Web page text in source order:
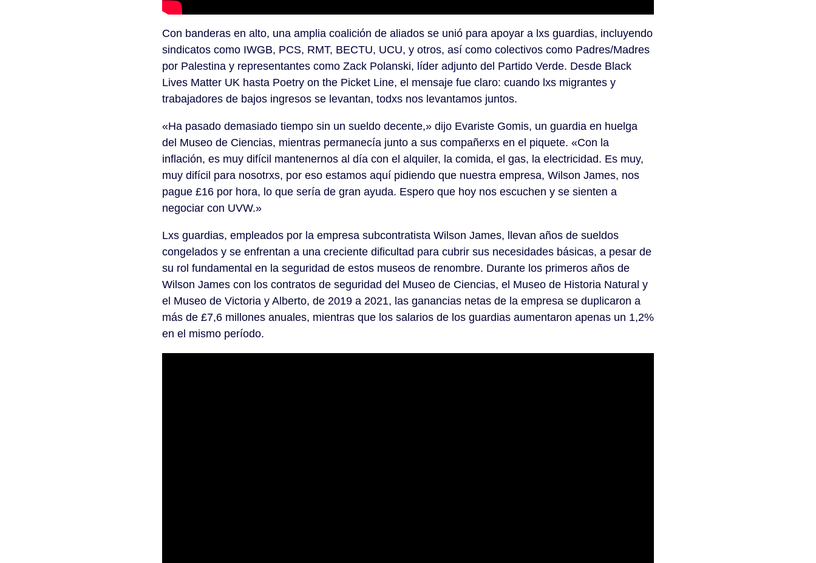
Con banderas en alto, una amplia coalición de aliados se unió para apoyar a lxs guardias, incluyendo
sindicatos como IWGB, PCS, RMT, BECTU, UCU, y otros, así como colectivos como Padres/Madres
por Palestina y representantes como Zack Polanski, líder adjunto del Partido Verde. Desde Black
Lives Matter UK hasta Poetry on the Picket Line, el mensaje fue claro: cuando lxs migrantes y
trabajadores de bajos ingresos se levantan, todxs nos levantamos juntos.
«Ha pasado demasiado tiempo sin un sueldo decente,» dijo Evariste Gomis, un guardia en huelga
del Museo de Ciencias, mientras permanecía junto a sus compañerxs en el piquete. «Con la
inflación, es muy difícil mantenernos al día con el alquiler, la comida, el gas, la electricidad. Es muy,
muy difícil para nosotrxs, por eso estamos aquí pidiendo que nuestra empresa, Wilson James, nos
pague £16 por hora, lo que sería de gran ayuda. Espero que hoy nos escuchen y se sienten a
negociar con UVW.»
Lxs guardias, empleados por la empresa subcontratista Wilson James, llevan años de sueldos
congelados y se enfrentan a una creciente dificultad para cubrir sus necesidades básicas, a pesar de
su rol fundamental en la seguridad de estos museos de renombre. Durante los primeros años de
Wilson James con los contratos de seguridad del Museo de Ciencias, el Museo de Historia Natural y
el Museo de Victoria y Alberto, de 2019 a 2021, las ganancias netas de la empresa se duplicaron a
más de £7,6 millones anuales, mientras que los salarios de los guardias aumentaron apenas un 1,2%
en el mismo período.